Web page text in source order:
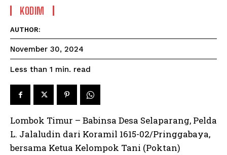
KODIM
AUTHOR:
November 30, 2024
Less than 1 min. read
Lombok Timur – Babinsa Desa Selaparang, Pelda
L. Jalaludin dari Koramil 1615-02/Pringgabaya,
bersama Ketua Kelompok Tani (Poktan)